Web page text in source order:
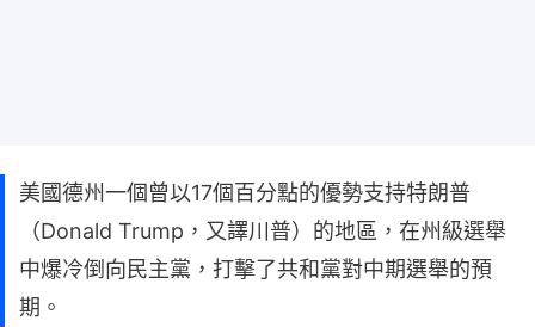
美國德州一個曾以17個百分點的優勢支持特朗普
（Donald Trump，又譯川普）的地區，在州級選舉
中爆冷倒向民主黨，打擊了共和黨對中期選舉的預
期。